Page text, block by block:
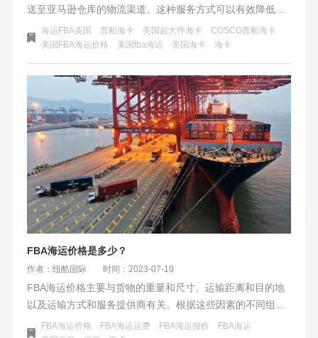
送至亚马逊仓库的物流渠道。这种服务方式可以有效降低卖
家的物流成本，提高物流效率，为卖家提供更加便捷、安全
的物流解决方案。
海运FBA美国 普船海卡 美国超大件海卡
COSCO普船海卡
美国FBA海运价格
美国fba海运 美国海卡 海卡
FBA海运价格是多少？
作者：纽酷国际 时间：2023-07-10
FBA海运价格主要与货物的重量和尺寸、运输距离和目的地
以及运输方式和服务提供商有关。根据这些因素的不同组
合，FBA海运价格会有所变化。因此，在选择FBA海运时，
FBA海运价格 FBA海运运费 FBA海运报价
​FBA海运